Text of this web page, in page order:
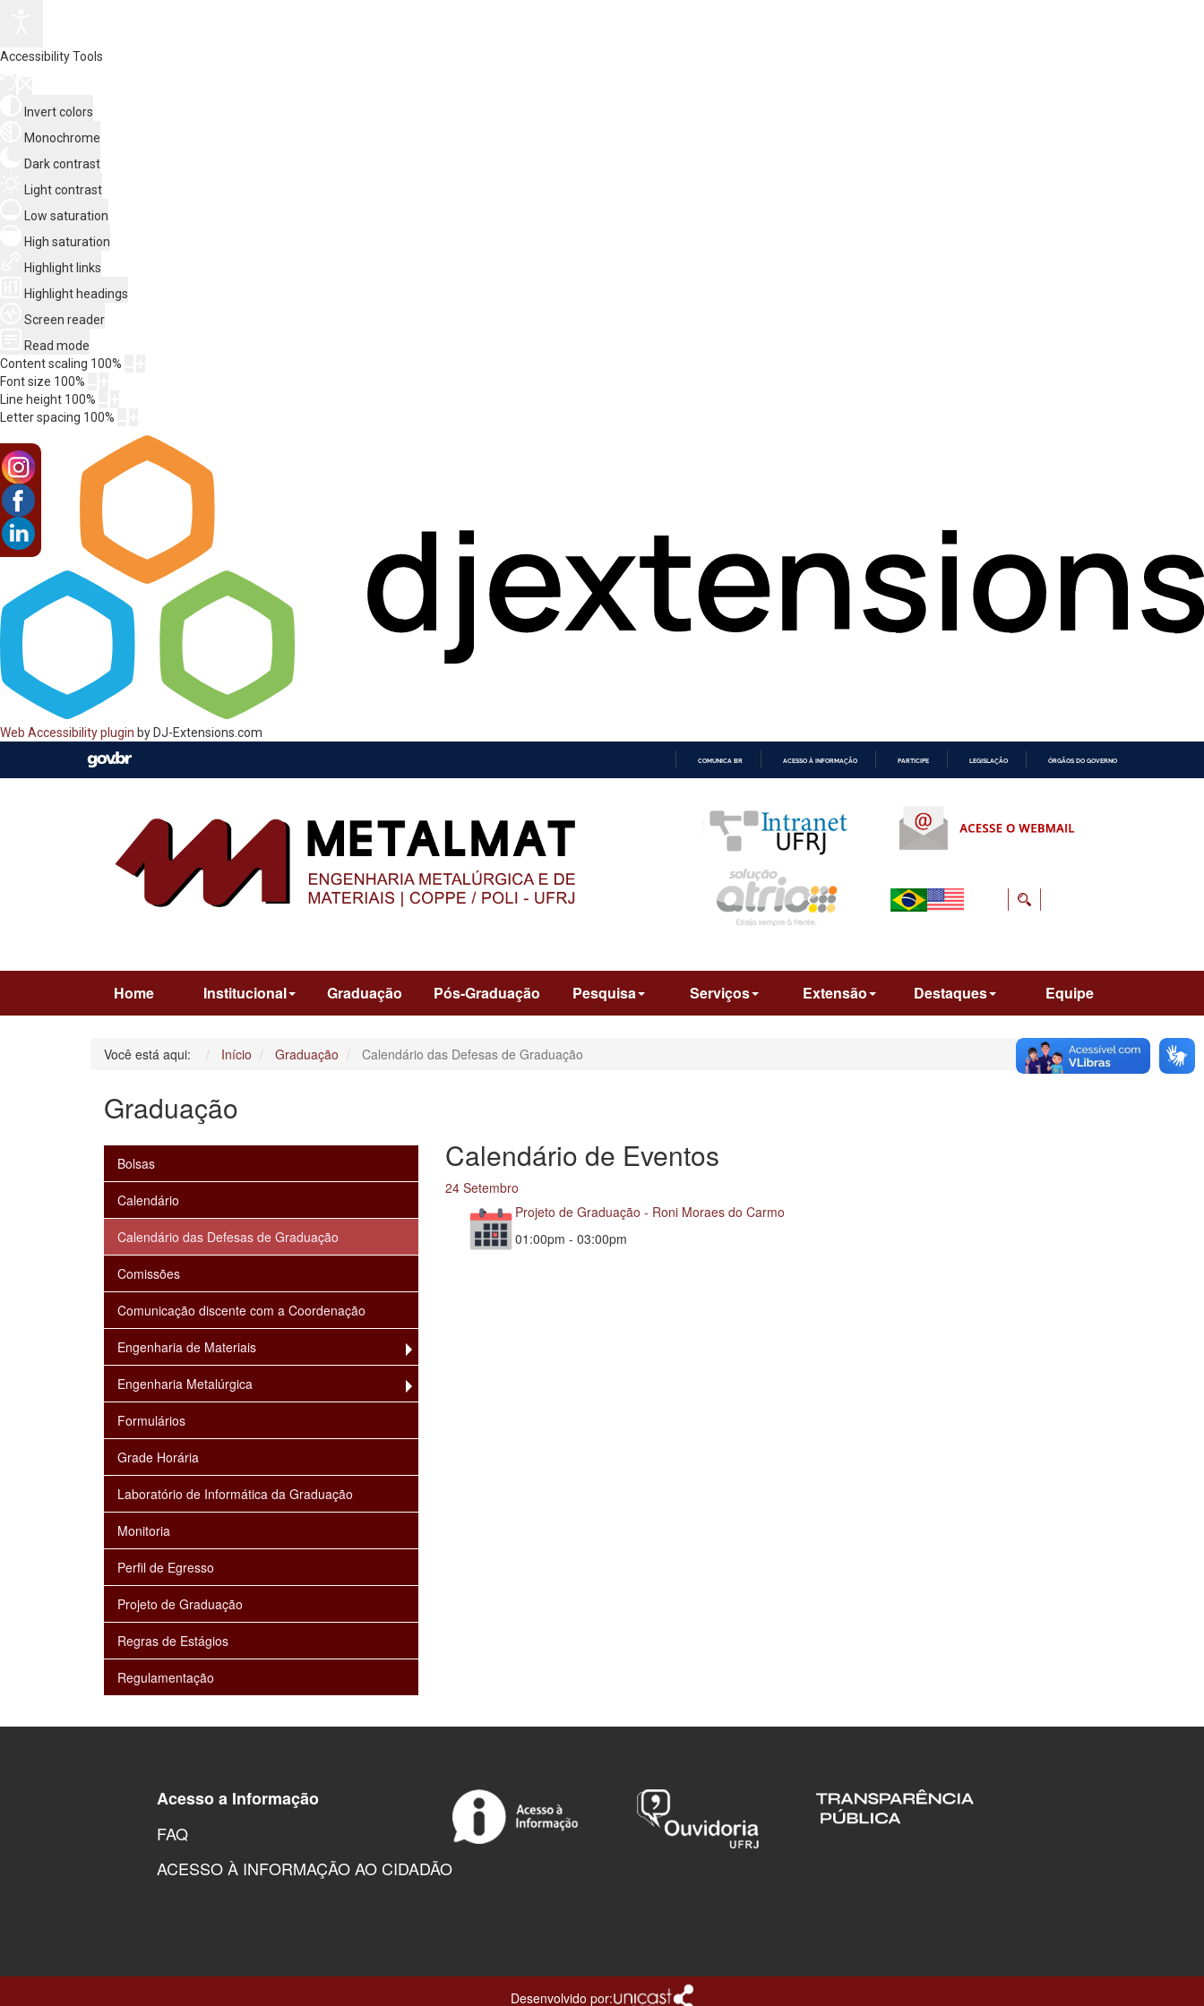
Accessibility Tools
Invert colors
Monochrome
Dark contrast
Light contrast
Low saturation
High saturation
Highlight links
Highlight headings
Screen reader
Read mode
Content scaling 100%
Font size 100%
Line height 100%
Letter spacing 100%
Web Accessibility plugin by DJ-Extensions.com
COMUNICA BR ACESSO À INFORMAÇÃO PARTICIPE LEGISLAÇÃO ÓRGÃOS DO GOVERNO
Home Institucional Graduação Pós-Graduação Pesquisa Serviços Extensão Destaques Equipe
Você está aqui: Início Graduação Calendário das Defesas de Graduação
Graduação
Bolsas
Calendário
Calendário das Defesas de Graduação
Comissões
Comunicação discente com a Coordenação
Engenharia de Materiais
Engenharia Metalúrgica
Formulários
Grade Horária
Laboratório de Informática da Graduação
Monitoria
Perfil de Egresso
Projeto de Graduação
Regras de Estágios
Regulamentação
Calendário de Eventos
24 Setembro
Projeto de Graduação - Roni Moraes do Carmo
01:00pm - 03:00pm
Acesso a Informação
FAQ
ACESSO À INFORMAÇÃO AO CIDADÃO
Desenvolvido por: